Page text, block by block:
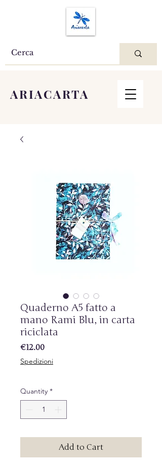
ARIACARTA
Quaderno A5 fatto a
mano Rami Blu, in carta
riciclata
€12.00Price
Spedizioni
Quantity *
Add to Cart